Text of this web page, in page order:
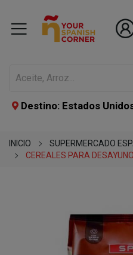
Destino: Estados
INICIO SUPERMERCADO
CEREALES PARA DESAYUNO